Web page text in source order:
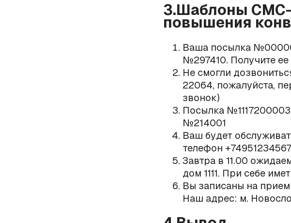
3.Шаблоны
повышения
Ваша посылка
№297410. Получите ее
Не смогли
22064, пожалуйста,
звонок)
Посылка
№214001
Ваш будет
телефон
Завтра в 11.00
дом 1111. При себе
Вы записаны на прием
Наш адрес: м.